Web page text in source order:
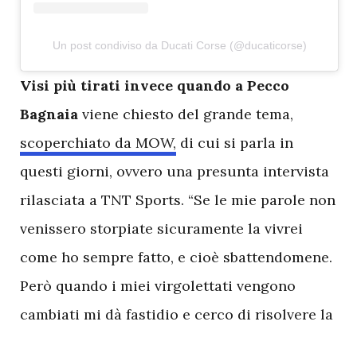
Un post condiviso da Ducati Corse (@ducaticorse)
Visi più tirati invece quando a Pecco
Bagnaia viene chiesto del grande tema,
scoperchiato da MOW, di cui si parla in
questi giorni, ovvero una presunta intervista
rilasciata a TNT Sports. “Se le mie parole non
venissero storpiate sicuramente la vivrei
come ho sempre fatto, e cioè sbattendomene.
Però quando i miei virgolettati vengono
cambiati mi dà fastidio e cerco di risolvere la